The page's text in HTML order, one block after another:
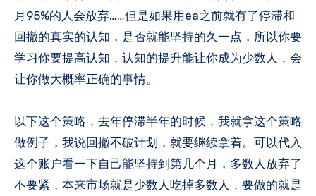
月95%的人会放弃……但是如果用ea之前就有了停滞和
回撤的真实的认知，是否就能坚持的久一点，所以你要
学习你要提高认知，认知的提升能让你成为少数人，会
让你做大概率正确的事情。
以下这个策略，去年停滞半年的时候，我就拿这个策略
做例子，我说回撤不破计划，就要继续拿着。可以代入
这个账户看一下自己能坚持到第几个月，多数人放弃了
不要紧，本来市场就是少数人吃掉多数人，要做的就是